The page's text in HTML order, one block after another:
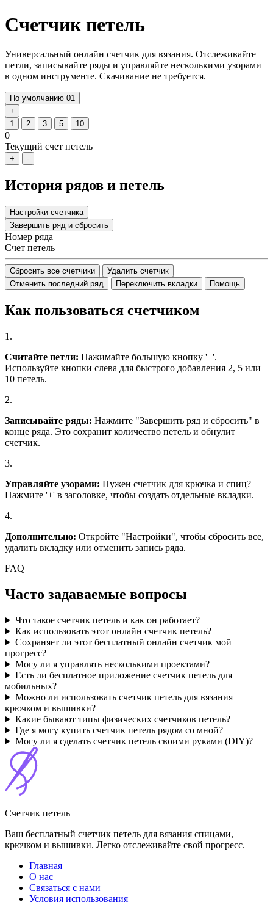
Счетчик петель
Универсальный онлайн счетчик для вязания. Отслеживайте
петли, записывайте ряды и управляйте несколькими узорами
в одном инструменте. Скачивание не требуется.
По умолчанию 01
+
1
2 3 5 10
0
Текущий счет петель
+ -
История рядов и петель
Настройки счетчика
Завершить ряд и сбросить
Номер ряда
Счет петель
Сбросить все счетчики
Удалить счетчик
Отменить последний ряд
Переключить вкладки Помощь
Как пользоваться счетчиком
1.
Считайте петли: Нажимайте большую кнопку '+'.
Используйте кнопки слева для быстрого добавления 2, 5 или
10 петель.
2.
Записывайте ряды: Нажмите "Завершить ряд и сбросить" в
конце ряда. Это сохранит количество петель и обнулит
счетчик.
3.
Управляйте узорами: Нужен счетчик для крючка и спиц?
Нажмите '+' в заголовке, чтобы создать отдельные вкладки.
4.
Дополнительно: Откройте "Настройки", чтобы сбросить все,
удалить вкладку или отменить запись ряда.
FAQ
Часто задаваемые вопросы
Что такое счетчик петель и как он работает?
Как использовать этот онлайн счетчик петель?
Сохраняет ли этот бесплатный онлайн счетчик мой
прогресс?
Могу ли я управлять несколькими проектами?
Есть ли бесплатное приложение счетчик петель для
мобильных?
Можно ли использовать счетчик петель для вязания
крючком и вышивки?
Какие бывают типы физических счетчиков петель?
Где я могу купить счетчик петель рядом со мной?
Могу ли я сделать счетчик петель своими руками (DIY)?
Счетчик петель
Ваш бесплатный счетчик петель для вязания спицами,
крючком и вышивки. Легко отслеживайте свой прогресс.
Главная
О нас
Связаться с нами
Условия использования